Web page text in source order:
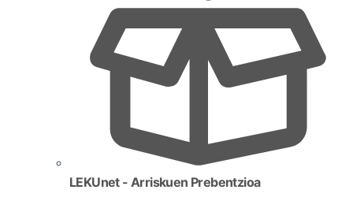
LEKUnet - Arriskuen Prebentzioa